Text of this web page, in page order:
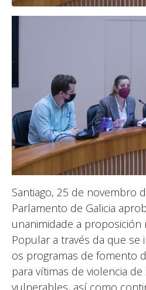
Santiago, 25 de novembro
Parlamento de Galicia
unanimidade a
Popular a través da que se
os programas de fomento
para vítimas de violencia